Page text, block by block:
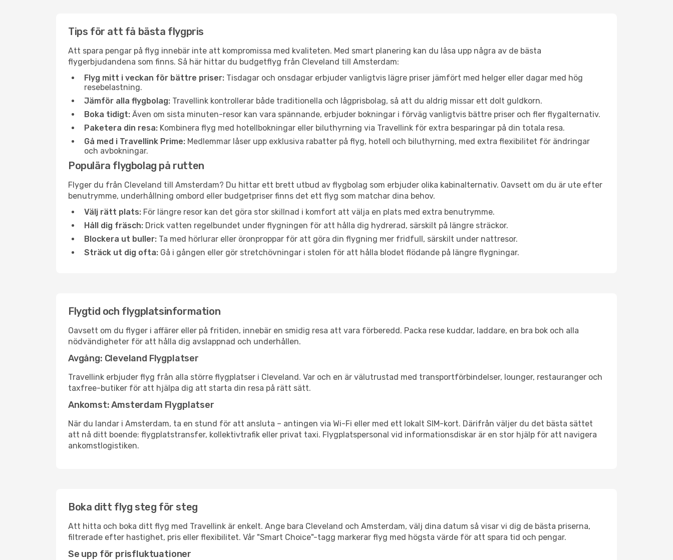
Tips för att få bästa flygpris
Att spara pengar på flyg innebär inte att kompromissa med kvaliteten. Med smart planering kan du låsa upp några av de bästa
flygerbjudandena som finns. Så här hittar du budgetflyg från Cleveland till Amsterdam:
Flyg mitt i veckan för bättre priser: Tisdagar och onsdagar erbjuder vanligtvis lägre priser jämfört med helger eller dagar med hög
resebelastning.
Jämför alla flygbolag: Travellink kontrollerar både traditionella och lågprisbolag, så att du aldrig missar ett dolt guldkorn.
Boka tidigt: Även om sista minuten-resor kan vara spännande, erbjuder bokningar i förväg vanligtvis bättre priser och fler flygalternativ.
Paketera din resa: Kombinera flyg med hotellbokningar eller biluthyrning via Travellink för extra besparingar på din totala resa.
Gå med i Travellink Prime: Medlemmar låser upp exklusiva rabatter på flyg, hotell och biluthyrning, med extra flexibilitet för ändringar
och avbokningar.
Populära flygbolag på rutten
Flyger du från Cleveland till Amsterdam? Du hittar ett brett utbud av flygbolag som erbjuder olika kabinalternativ. Oavsett om du är ute efter
benutrymme, underhållning ombord eller budgetpriser finns det ett flyg som matchar dina behov.
Välj rätt plats: För längre resor kan det göra stor skillnad i komfort att välja en plats med extra benutrymme.
Håll dig fräsch: Drick vatten regelbundet under flygningen för att hålla dig hydrerad, särskilt på längre sträckor.
Blockera ut buller: Ta med hörlurar eller öronproppar för att göra din flygning mer fridfull, särskilt under nattresor.
Sträck ut dig ofta: Gå i gången eller gör stretchövningar i stolen för att hålla blodet flödande på längre flygningar.
Flygtid och flygplatsinformation
Oavsett om du flyger i affärer eller på fritiden, innebär en smidig resa att vara förberedd. Packa rese kuddar, laddare, en bra bok och alla
nödvändigheter för att hålla dig avslappnad och underhållen.
Avgång: Cleveland Flygplatser
Travellink erbjuder flyg från alla större flygplatser i Cleveland. Var och en är välutrustad med transportförbindelser, lounger, restauranger och
taxfree-butiker för att hjälpa dig att starta din resa på rätt sätt.
Ankomst: Amsterdam Flygplatser
När du landar i Amsterdam, ta en stund för att ansluta – antingen via Wi-Fi eller med ett lokalt SIM-kort. Därifrån väljer du det bästa sättet
att nå ditt boende: flygplatstransfer, kollektivtrafik eller privat taxi. Flygplatspersonal vid informationsdiskar är en stor hjälp för att navigera
ankomstlogistiken.
Boka ditt flyg steg för steg
Att hitta och boka ditt flyg med Travellink är enkelt. Ange bara Cleveland och Amsterdam, välj dina datum så visar vi dig de bästa priserna,
filtrerade efter hastighet, pris eller flexibilitet. Vår "Smart Choice"-tagg markerar flyg med högsta värde för att spara tid och pengar.
Se upp för prisfluktuationer